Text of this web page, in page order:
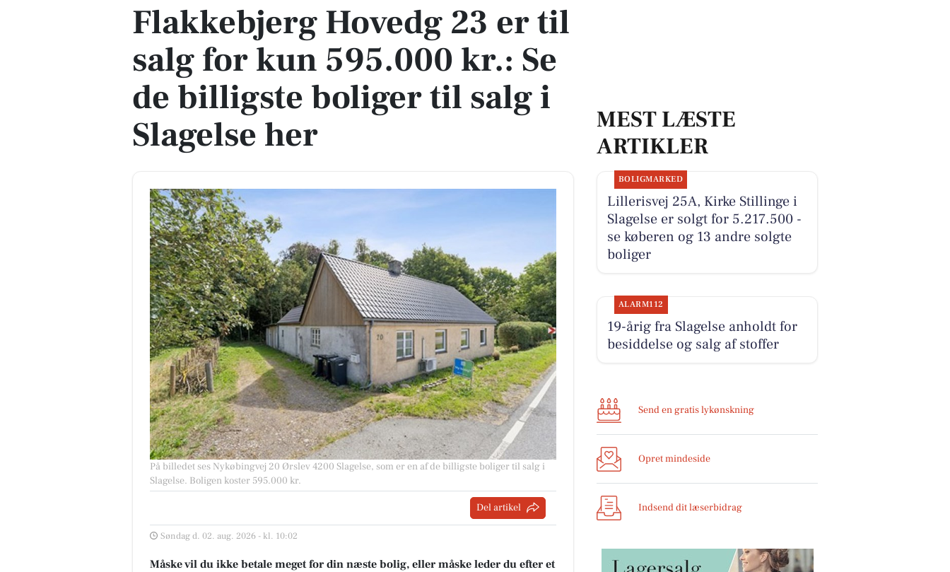
Flakkebjerg Hovedg 23 er til
salg for kun 595.000 kr.: Se
de billigste boliger til salg i
Slagelse her
På billedet ses Nykøbingvej 20 Ørslev 4200 Slagelse, som er en af de billigste boliger til salg i
Slagelse. Boligen koster 595.000 kr.
Del artikel
Søndag d. 02. aug. 2026 - kl. 10:02
Måske vil du ikke betale meget for din næste bolig, eller måske leder du efter et
MEST LÆSTE
ARTIKLER
BOLIGMARKED
Lillerisvej 25A, Kirke Stillinge i
Slagelse er solgt for 5.217.500 -
se køberen og 13 andre solgte
boliger
ALARM112
19-årig fra Slagelse anholdt for
besiddelse og salg af stoffer
Send en gratis lykønskning
Opret mindeside
Indsend dit læserbidrag